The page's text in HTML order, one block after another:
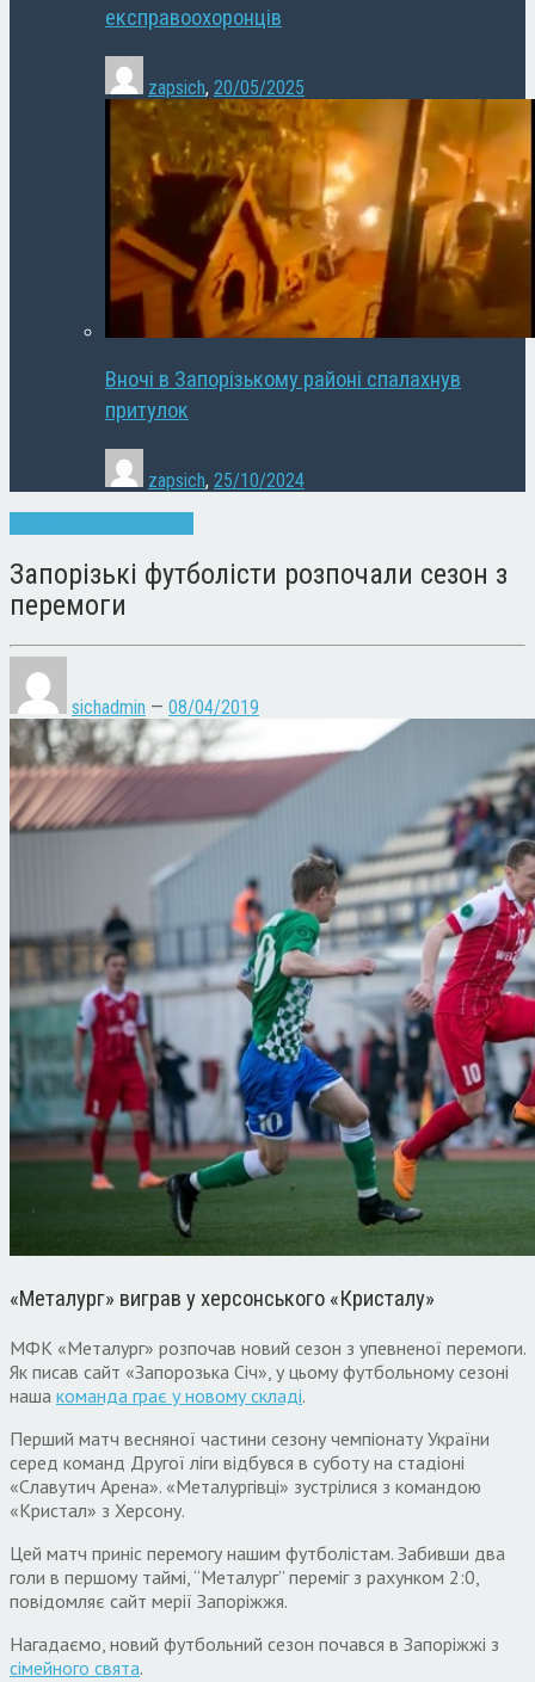
експравоохоронців
zapsich, 20/05/2025
Вночі в Запорізькому районі спалахнув
притулок
zapsich, 25/10/2024
Запорізькі футболісти розпочали сезон з
перемоги
sichadmin — 08/04/2019
«Металург» виграв у херсонського «Кристалу»
МФК «Металург» розпочав новий сезон з упевненої перемоги.
Як писав сайт «Запорозька Січ», у цьому футбольному сезоні
наша команда грає у новому складі.
Перший матч весняної частини сезону чемпіонату України
серед команд Другої ліги відбувся в суботу на стадіоні
«Славутич Арена». «Металургівці» зустрілися з командою
«Кристал» з Херсону.
Цей матч приніс перемогу нашим футболістам. Забивши два
голи в першому таймі, “Металург” переміг з рахунком 2:0,
повідомляє сайт мерії Запоріжжя.
Нагадаємо, новий футбольний сезон почався в Запоріжжі з
сімейного свята.